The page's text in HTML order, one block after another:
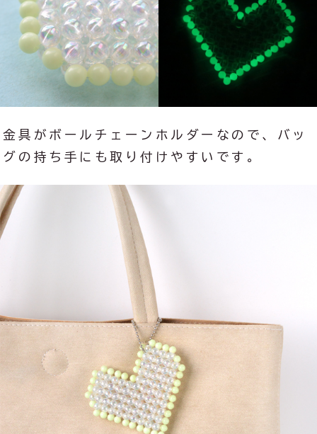
金具がボールチェーンホルダーなので、バッ
グの持ち手にも取り付けやすいです。